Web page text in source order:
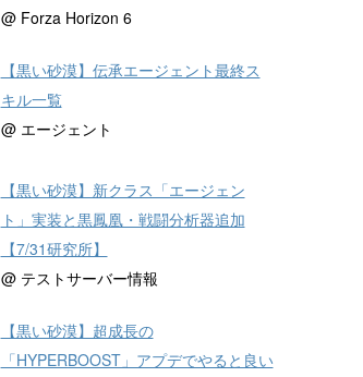
@ Forza Horizon 6
【黒い砂漠】伝承エージェント最終ス
キル一覧
@ エージェント
【黒い砂漠】新クラス「エージェン
ト」実装と黒鳳凰・戦闘分析器追加
【7/31研究所】
@ テストサーバー情報
【黒い砂漠】超成長の
「HYPERBOOST」アプデでやると良い